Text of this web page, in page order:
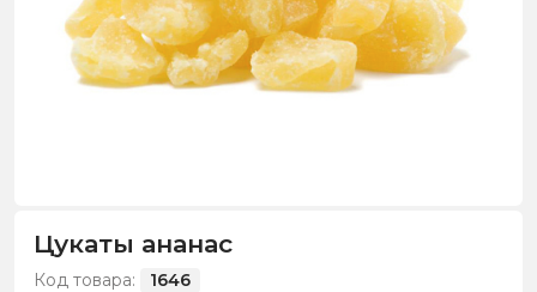
Цукаты ананас
Код товара: 1646